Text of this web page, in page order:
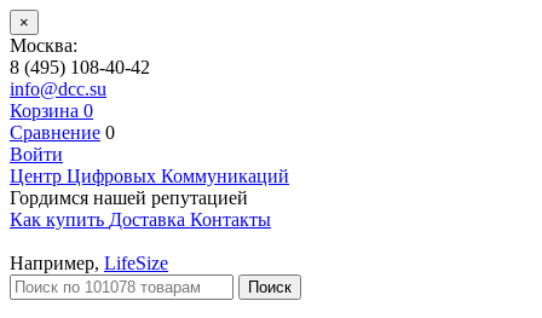
×
Москва:
8 (495) 108-40-42
info@dcc.su
Корзина 0
Сравнение 0
Войти
Центр Цифровых Коммуникаций
Гордимся нашей репутацией
Как купить Доставка Контакты
Например, LifeSize
Поиск